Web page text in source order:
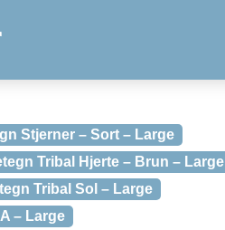
Stjerner – Sort – Large
Tribal Hjerte – Brun – Large
Tribal Sol – Large
– Large